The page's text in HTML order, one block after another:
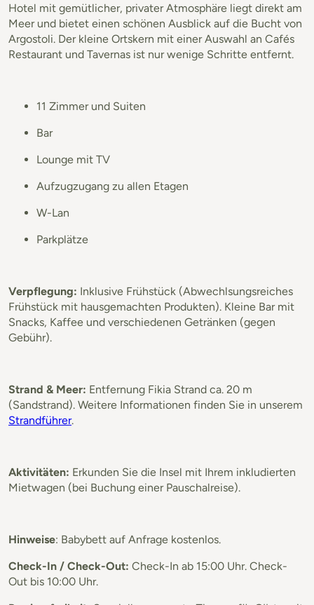
Hotel mit gemütlicher, privater Atmosphäre liegt direkt am
Meer und bietet einen schönen Ausblick auf die Bucht von
Argostoli. Der kleine Ortskern mit einer Auswahl an Cafés
Restaurant und Tavernas ist nur wenige Schritte entfernt.
11 Zimmer und Suiten
Bar
Lounge mit TV
Aufzugzugang zu allen Etagen
W-Lan
Parkplätze
Verpflegung: Inklusive Frühstück (Abwechlsungsreiches
Frühstück mit hausgemachten Produkten). Kleine Bar mit
Snacks, Kaffee und verschiedenen Getränken (gegen
Gebühr).
Strand & Meer: Entfernung Fikia Strand ca. 20 m
(Sandstrand). Weitere Informationen finden Sie in unserem
Strandführer.
Aktivitäten: Erkunden Sie die Insel mit Ihrem inkludierten
Mietwagen (bei Buchung einer Pauschalreise).
Hinweise: Babybett auf Anfrage kostenlos.
Check-In / Check-Out: Check-In ab 15:00 Uhr. Check-
Out bis 10:00 Uhr.